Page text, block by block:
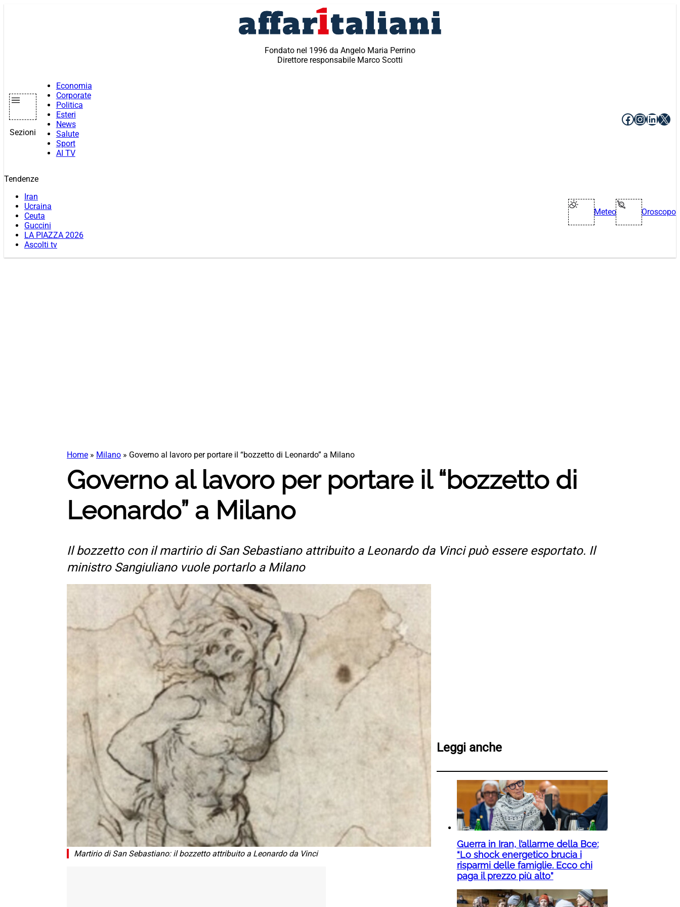
Fondato nel 1996 da Angelo Maria Perrino
Direttore responsabile Marco Scotti
Sezioni
Economia
Corporate
Politica
Esteri
News
Salute
Sport
AI TV
Facebook
X
Tendenze
Iran
Ucraina
Ceuta
Guccini
LA PIAZZA 2026
Ascolti tv
Meteo Oroscopo
Home » Milano » Governo al lavoro per portare il “bozzetto di Leonardo” a Milano
Governo al lavoro per portare il “bozzetto di
Leonardo” a Milano
Il bozzetto con il martirio di San Sebastiano attribuito a Leonardo da Vinci può essere esportato. Il
ministro Sangiuliano vuole portarlo a Milano
Martirio di San Sebastiano: il bozzetto attribuito a Leonardo da Vinci
Leggi anche
Guerra in Iran, l’allarme della Bce:
“Lo shock energetico brucia i
risparmi delle famiglie. Ecco chi
paga il prezzo più alto”